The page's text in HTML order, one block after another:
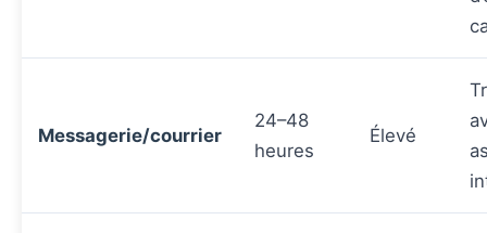
Messagerie/courrier
24–48
heures
Élevé